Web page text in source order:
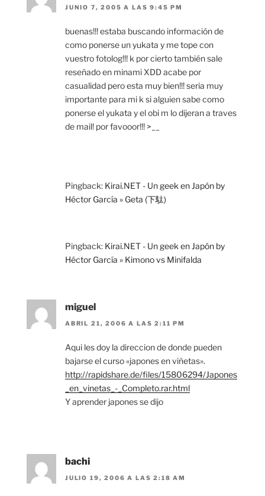
JUNIO 7, 2005 A LAS 9:45 PM
buenas!!! estaba buscando información de
como ponerse un yukata y me tope con
vuestro fotolog!!! k por cierto también sale
reseñado en minami XDD acabe por
casualidad pero esta muy bien!!! seria muy
importante para mi k si alguien sabe como
ponerse el yukata y el obi m lo dijeran a traves
de mail! por favooor!!! >__
Pingback: Kirai.NET - Un geek en Japón by
Héctor García » Geta (下駄)
Pingback: Kirai.NET - Un geek en Japón by
Héctor García » Kimono vs Minifalda
miguel
ABRIL 21, 2006 A LAS 2:11 PM
Aqui les doy la direccion de donde pueden
bajarse el curso «japones en viñetas».
http://rapidshare.de/files/15806294/Japones
_en_vinetas_-_Completo.rar.html
Y aprender japones se dijo
bachi
JULIO 19, 2006 A LAS 2:18 AM